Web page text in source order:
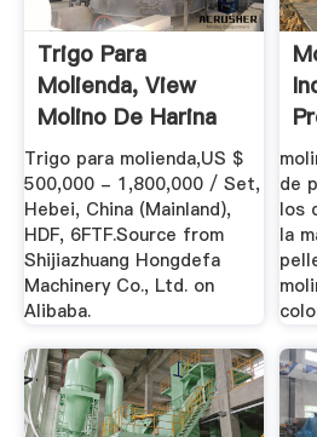
Trigo Para
Molienda, View
Molino De Harina
De, .
Trigo para molienda,US $
500,000 - 1,800,000 / Set,
Hebei, China (Mainland),
HDF, 6FTF.Source from
Shijiazhuang Hongdefa
Machinery Co., Ltd. on
Alibaba.
de
los
la